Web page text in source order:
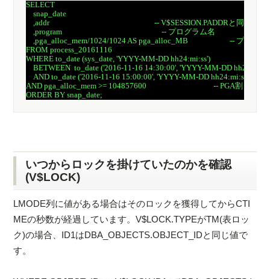
SELECT
    snap_date
    ,addr                                                          -- V$SESSION.PADDRと同値
    ,program                                                       -- プログラム名
,pga_alloc_mem/1024/1024 AS pga_alloc_MB                       --
FROM process_20161116
WHERE to_date (sys_date, 'YYYY-MM-DD hh24:mi:ss')
BETWEEN  to_date ('2016-11-16 14:30:00', 'YYYY-MM-DD
AND to_date ('2016-11-16 15:00:00', 'YYYY-MM-DD hh24:mi:ss')
AND pga_alloc_mem >= 104857600                                     -- PGA割り当
いつからロックを掛けていたのかを確認
(V$LOCK)
LMODE列に値がある場合はそのロックを獲得してからCTI
MEの秒数が経過しています。V$LOCK.TYPEがTM(表ロッ
ク)の場合、ID1はDBA_OBJECTS.OBJECT_IDと同じ値で
す。